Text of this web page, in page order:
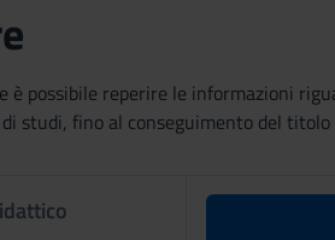
è possibile reperire le informazioni
studi, fino al conseguimento del titolo